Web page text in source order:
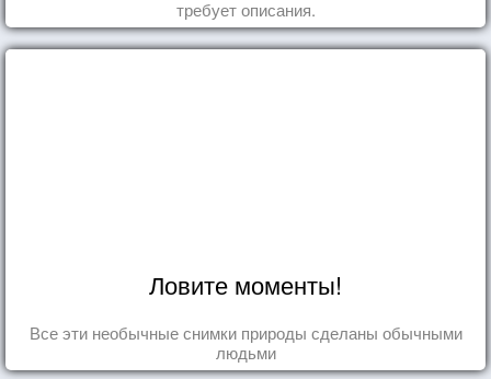
требует описания.
Ловите моменты!
Все эти необычные снимки природы сделаны обычными
людьми